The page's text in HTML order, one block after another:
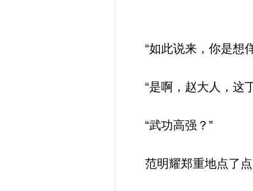
“如此说来，你是想
“是啊，赵大人，这
“武功高强？”
范明耀郑重地点了点